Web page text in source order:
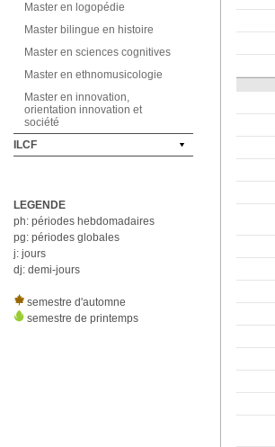
Master en logopédie
Master bilingue en histoire
Master en sciences cognitives
Master en ethnomusicologie
Master en innovation,
orientation innovation et
société
ILCF
LEGENDE
ph: périodes hebdomadaires
pg: périodes globales
j: jours
dj: demi-jours
semestre d'automne
semestre de printemps